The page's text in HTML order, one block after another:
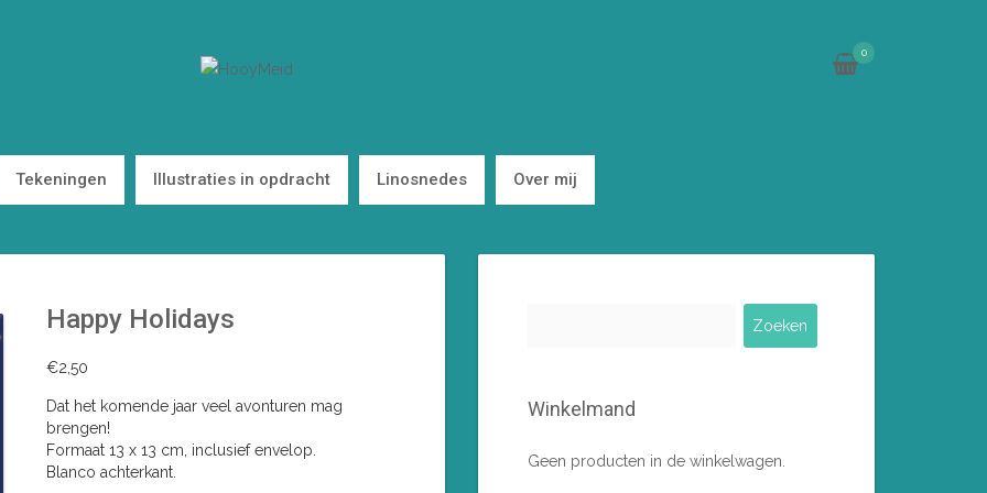
0
Tekeningen Illustraties in opdracht Linosnedes Over mij
Happy Holidays
€2,50
Dat het komende jaar veel avonturen mag
brengen!
Formaat 13 x 13 cm, inclusief envelop.
Blanco achterkant.
Winkelmand
Geen producten in de winkelwagen.